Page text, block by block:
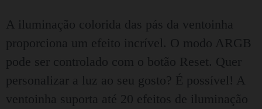
A iluminação colorida das pás da ventoinha
proporciona um efeito incrível. O modo ARGB
pode ser controlado com o botão Reset. Quer
personalizar a luz ao seu gosto? É possível! A
ventoinha suporta até 20 efeitos de iluminação